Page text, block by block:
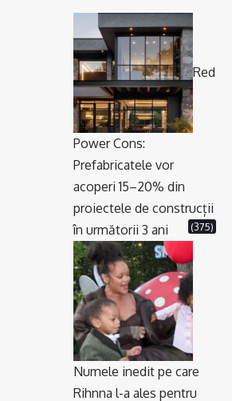
Red
Power Cons:
Prefabricatele vor
acoperi 15–20% din
proiectele de construcții
în următorii 3 ani
(375)
Numele inedit pe care
Rihnna l-a ales pentru